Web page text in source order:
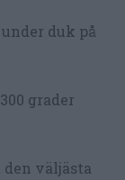
duk på
grader
väljästa